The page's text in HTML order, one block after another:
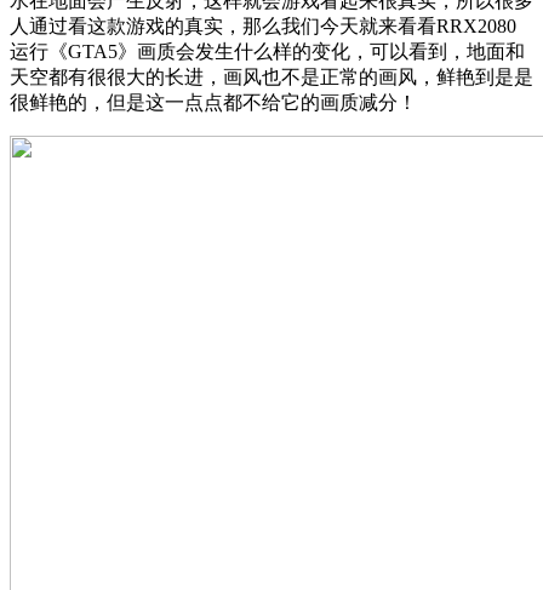
人通过看这款游戏的真实，那么我们今天就来看看RRX2080
运行《GTA5》画质会发生什么样的变化，可以看到，地面和
天空都有很很大的长进，画风也不是正常的画风，鲜艳到是是
很鲜艳的，但是这一点点都不给它的画质减分！